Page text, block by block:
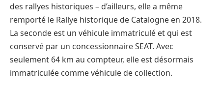
des rallyes historiques – d’ailleurs, elle a même
remporté le Rallye historique de Catalogne en 2018.
La seconde est un véhicule immatriculé et qui est
conservé par un concessionnaire SEAT. Avec
seulement 64 km au compteur, elle est désormais
immatriculée comme véhicule de collection.